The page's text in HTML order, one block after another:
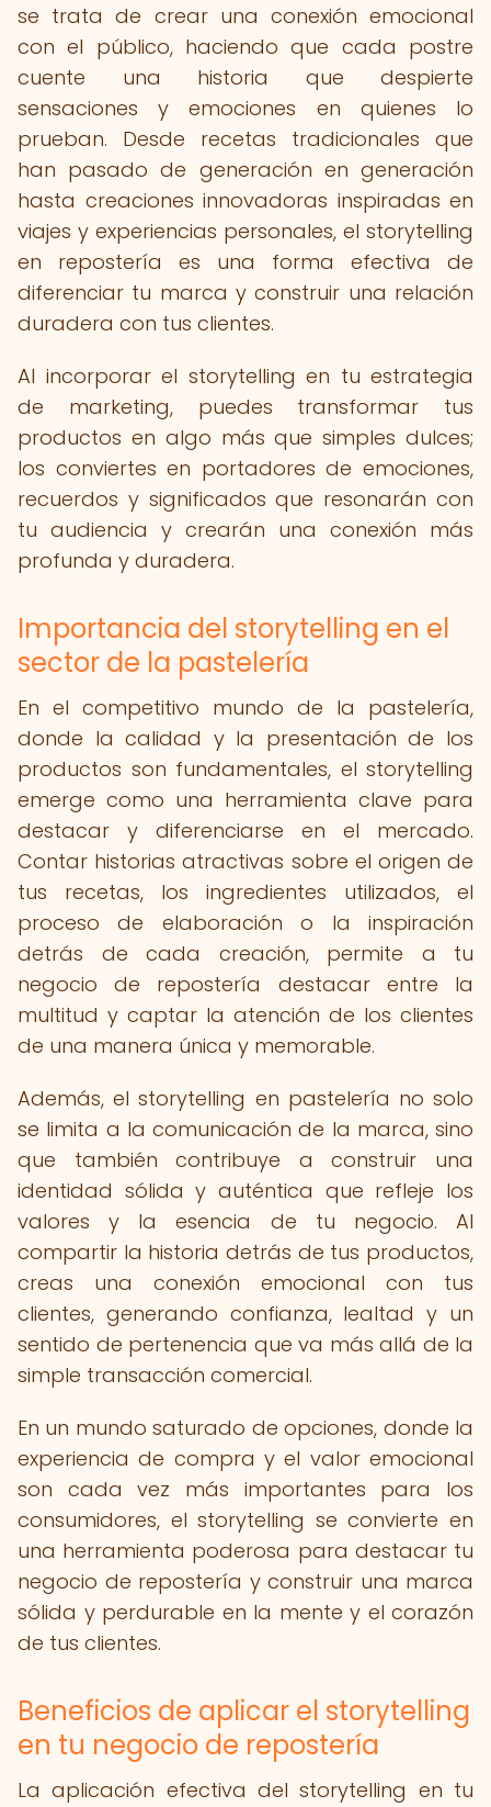
se trata de crear una conexión emocional
con el público, haciendo que cada postre
cuente una historia que despierte
sensaciones y emociones en quienes lo
prueban. Desde recetas tradicionales que
han pasado de generación en generación
hasta creaciones innovadoras inspiradas en
viajes y experiencias personales, el storytelling
en repostería es una forma efectiva de
diferenciar tu marca y construir una relación
duradera con tus clientes.
Al incorporar el storytelling en tu estrategia
de marketing, puedes transformar tus
productos en algo más que simples dulces;
los conviertes en portadores de emociones,
recuerdos y significados que resonarán con
tu audiencia y crearán una conexión más
profunda y duradera.
Importancia del storytelling en el
sector de la pastelería
En el competitivo mundo de la pastelería,
donde la calidad y la presentación de los
productos son fundamentales, el storytelling
emerge como una herramienta clave para
destacar y diferenciarse en el mercado.
Contar historias atractivas sobre el origen de
tus recetas, los ingredientes utilizados, el
proceso de elaboración o la inspiración
detrás de cada creación, permite a tu
negocio de repostería destacar entre la
multitud y captar la atención de los clientes
de una manera única y memorable.
Además, el storytelling en pastelería no solo
se limita a la comunicación de la marca, sino
que también contribuye a construir una
identidad sólida y auténtica que refleje los
valores y la esencia de tu negocio. Al
compartir la historia detrás de tus productos,
creas una conexión emocional con tus
clientes, generando confianza, lealtad y un
sentido de pertenencia que va más allá de la
simple transacción comercial.
En un mundo saturado de opciones, donde la
experiencia de compra y el valor emocional
son cada vez más importantes para los
consumidores, el storytelling se convierte en
una herramienta poderosa para destacar tu
negocio de repostería y construir una marca
sólida y perdurable en la mente y el corazón
de tus clientes.
Beneficios de aplicar el storytelling
en tu negocio de repostería
La aplicación efectiva del storytelling en tu